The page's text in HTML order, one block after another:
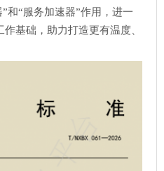
和“服务加速器”作用，进一
基础，助力打造更有温度、